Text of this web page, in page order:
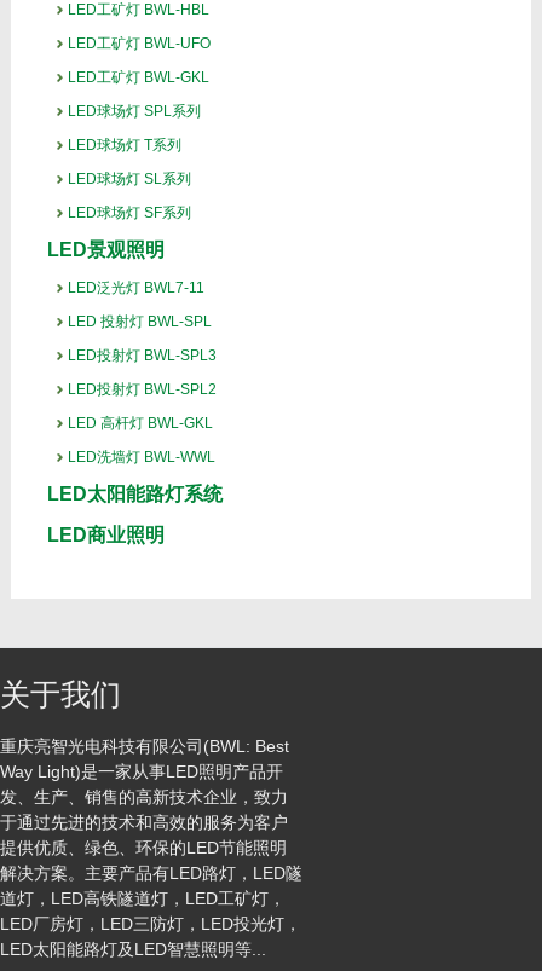
LED工矿灯 BWL-HBL
LED工矿灯 BWL-UFO
LED工矿灯 BWL-GKL
LED球场灯 SPL系列
LED球场灯 T系列
LED球场灯 SL系列
LED球场灯 SF系列
LED景观照明
LED泛光灯 BWL7-11
LED 投射灯 BWL-SPL
LED投射灯 BWL-SPL3
LED投射灯 BWL-SPL2
LED 高杆灯 BWL-GKL
LED洗墙灯 BWL-WWL
LED太阳能路灯系统
LED商业照明
关于我们
重庆亮智光电科技有限公司(BWL: Best
Way Light)是一家从事LED照明产品开
发、生产、销售的高新技术企业，致力
于通过先进的技术和高效的服务为客户
提供优质、绿色、环保的LED节能照明
解决方案。主要产品有LED路灯，LED隧
道灯，LED高铁隧道灯，LED工矿灯，
LED厂房灯，LED三防灯，LED投光灯，
LED太阳能路灯及LED智慧照明等...